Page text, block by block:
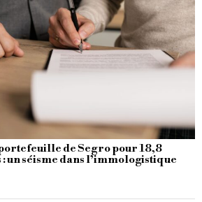
de Segro pour 18,8
séisme dans l’immologistique